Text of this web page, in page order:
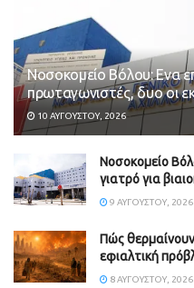
Νοσοκομείο Βόλου: Ενα
πρωταγωνιστές, δυο οι
10 ΑΥΓΟΎΣΤΟΥ, 2026
Νοσοκομείο
γιατρό για
9 ΑΥΓΟΎΣΤΟΥ, 2026
Πώς
εφιαλτική
8 ΑΥΓΟΎΣΤΟΥ, 2026